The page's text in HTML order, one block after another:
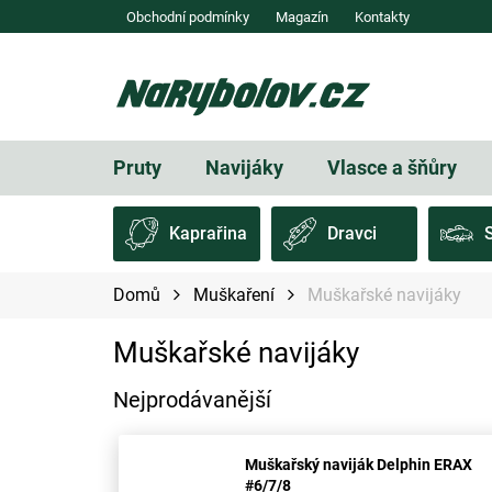
na
Obchodní podmínky Magazín Kontakty
Pruty Navijáky Vlasce a šňůry
Kaprařina Dravci
Domů Muškaření Muškařské navijáky
Muškařské navijáky
Nejprodávanější
Muškařský naviják Delphin ERAX
#6/7/8